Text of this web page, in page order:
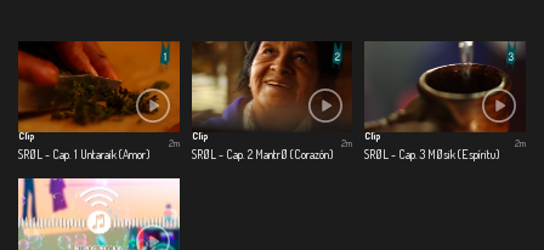
Clip
SRØL - Cap. 1 Untaraik (Amor)
2m
Clip
SRØL - Cap. 2 MantrØ (Corazón)
2m
Clip
SRØL - Cap. 3 MØsik (Espíritu)
2m